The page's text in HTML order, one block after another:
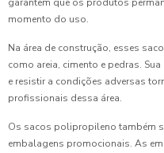
momento do uso.
Na área de construção, esses
como areia, cimento e pedras.
e resistir a condições adversas
profissionais dessa área.
Os sacos polipropileno também
embalagens promocionais. As